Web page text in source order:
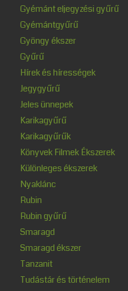
Gyémánt eljegyzési gyűrű
Gyémántgyűrű
Gyöngy ékszer
Gyűrű
Hírek és hírességek
Jegygyűrű
Jeles ünnepek
Karikagyűrű
Karikagyűrűk
Könyvek Filmek Ékszerek
Különleges ékszerek
Nyaklánc
Rubin
Rubin gyűrű
Smaragd
Smaragd ékszer
Tanzanit
Tudástár és történelem